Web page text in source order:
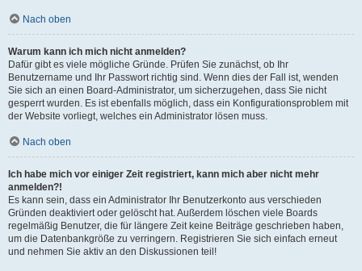
Nach oben
Warum kann ich mich nicht anmelden?
Dafür gibt es viele mögliche Gründe. Prüfen Sie zunächst, ob Ihr
Benutzername und Ihr Passwort richtig sind. Wenn dies der Fall ist, wenden
Sie sich an einen Board-Administrator, um sicherzugehen, dass Sie nicht
gesperrt wurden. Es ist ebenfalls möglich, dass ein Konfigurationsproblem mit
der Website vorliegt, welches ein Administrator lösen muss.
Nach oben
Ich habe mich vor einiger Zeit registriert, kann mich aber nicht mehr
anmelden?!
Es kann sein, dass ein Administrator Ihr Benutzerkonto aus verschieden
Gründen deaktiviert oder gelöscht hat. Außerdem löschen viele Boards
regelmäßig Benutzer, die für längere Zeit keine Beiträge geschrieben haben,
um die Datenbankgröße zu verringern. Registrieren Sie sich einfach erneut
und nehmen Sie aktiv an den Diskussionen teil!